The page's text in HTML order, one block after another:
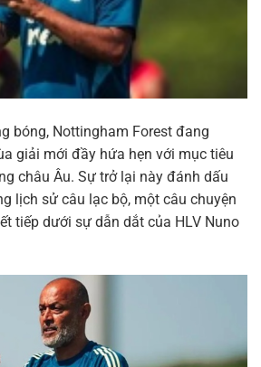
bóng, Nottingham Forest đang
giải mới đầy hứa hẹn với mục tiêu
châu Âu. Sự trở lại này đánh dấu
lịch sử câu lạc bộ, một câu chuyện
tiếp dưới sự dẫn dắt của HLV Nuno